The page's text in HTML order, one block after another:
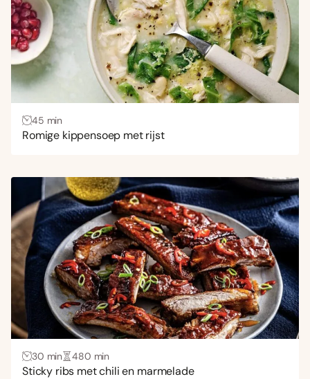
45 min
Romige kippensoep met rijst
30 min 480 min
Sticky ribs met chili en marmelade